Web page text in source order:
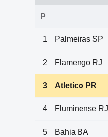
P
1 Palmeiras SP
2 Flamengo RJ
3 Atletico PR
4 Fluminense RJ
5 Bahia BA